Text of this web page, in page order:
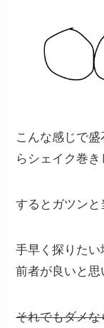
こんな感じで
らシェイク巻き
するとガツンと
手早く探りた
前者が良いと思
それでもダメ